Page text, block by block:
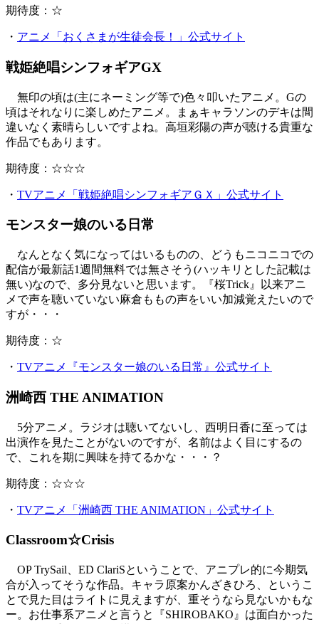
期待度：☆
・ アニメ「おくさまが生徒会長！」公式サイト
戦姫絶唱シンフォギアGX
無印の頃は(主にネーミング等で)色々叩いたアニメ。Gの
頃はそれなりに楽しめたアニメ。まぁキャラソンのデキは間
違いなく素晴らしいですよね。高垣彩陽の声が聴ける貴重な
作品でもあります。
期待度：☆☆☆
・ TVアニメ「戦姫絶唱シンフォギアＧＸ」公式サイト
モンスター娘のいる日常
なんとなく気になってはいるものの、どうもニコニコでの
配信が最新話1週間無料では無さそう(ハッキリとした記載は
無い)なので、多分見ないと思います。『桜Trick』以来アニ
メで声を聴いていない麻倉ももの声をいい加減覚えたいので
すが・・・
期待度：☆
・ TVアニメ『モンスター娘のいる日常』公式サイト
洲崎西 THE ANIMATION
5分アニメ。ラジオは聴いてないし、西明日香に至っては
出演作を見たことがないのですが、名前はよく目にするの
で、これを期に興味を持てるかな・・・？
期待度：☆☆☆
・ TVアニメ「洲崎西 THE ANIMATION」公式サイト
Classroom☆Crisis
OP TrySail、ED ClariSということで、アニプレ的に今期気
合が入ってそうな作品。キャラ原案かんざきひろ、というこ
とで見た目はライトに見えますが、重そうなら見ないかもな
ー。お仕事系アニメと言うと『SHIROBAKO』は面白かった